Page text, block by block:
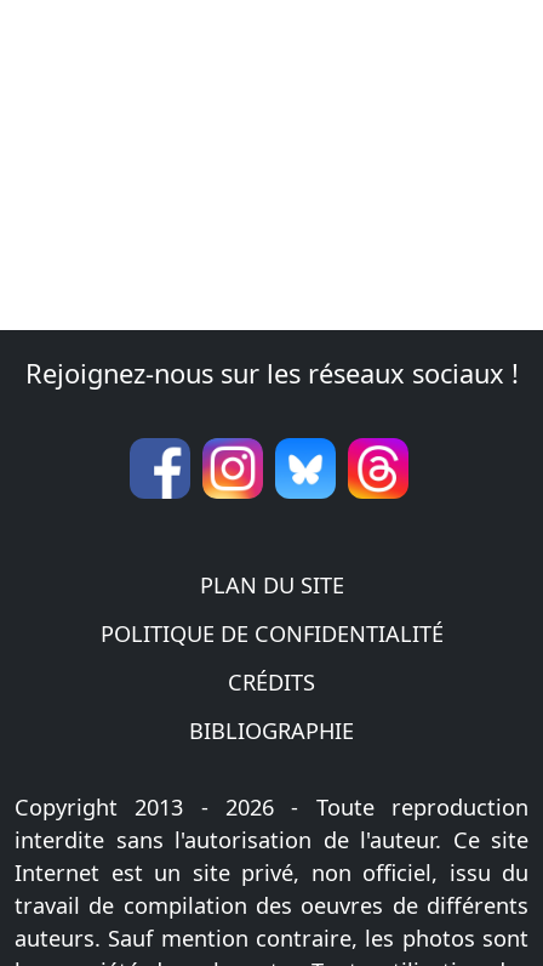
Rejoignez-nous sur les réseaux sociaux !
PLAN DU SITE
POLITIQUE DE CONFIDENTIALITÉ
CRÉDITS
BIBLIOGRAPHIE
Copyright 2013 - 2026 - Toute reproduction
interdite sans l'autorisation de l'auteur. Ce site
Internet est un site privé, non officiel, issu du
travail de compilation des oeuvres de différents
auteurs. Sauf mention contraire, les photos sont